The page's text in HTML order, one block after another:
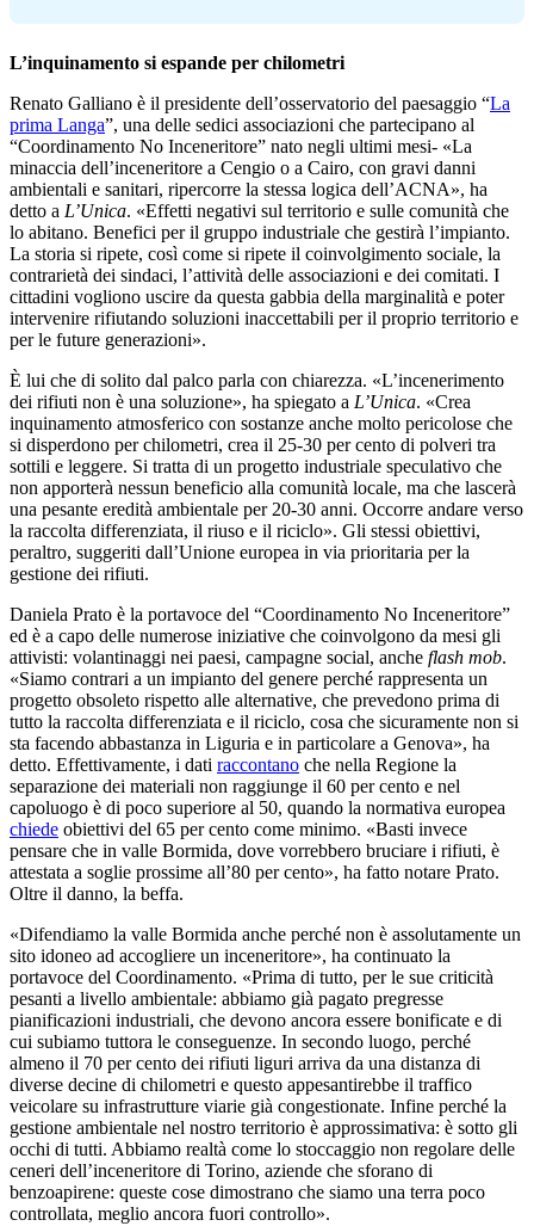
L’inquinamento si espande per chilometri
Renato Galliano è il presidente dell’osservatorio del paesaggio “La
prima Langa”, una delle sedici associazioni che partecipano al
“Coordinamento No Inceneritore” nato negli ultimi mesi- «La
minaccia dell’inceneritore a Cengio o a Cairo, con gravi danni
ambientali e sanitari, ripercorre la stessa logica dell’ACNA», ha
detto a L’Unica. «Effetti negativi sul territorio e sulle comunità che
lo abitano. Benefici per il gruppo industriale che gestirà l’impianto.
La storia si ripete, così come si ripete il coinvolgimento sociale, la
contrarietà dei sindaci, l’attività delle associazioni e dei comitati. I
cittadini vogliono uscire da questa gabbia della marginalità e poter
intervenire rifiutando soluzioni inaccettabili per il proprio territorio e
per le future generazioni».
È lui che di solito dal palco parla con chiarezza. «L’incenerimento
dei rifiuti non è una soluzione», ha spiegato a L’Unica. «Crea
inquinamento atmosferico con sostanze anche molto pericolose che
si disperdono per chilometri, crea il 25-30 per cento di polveri tra
sottili e leggere. Si tratta di un progetto industriale speculativo che
non apporterà nessun beneficio alla comunità locale, ma che lascerà
una pesante eredità ambientale per 20-30 anni. Occorre andare verso
la raccolta differenziata, il riuso e il riciclo». Gli stessi obiettivi,
peraltro, suggeriti dall’Unione europea in via prioritaria per la
gestione dei rifiuti.
Daniela Prato è la portavoce del “Coordinamento No Inceneritore”
ed è a capo delle numerose iniziative che coinvolgono da mesi gli
attivisti: volantinaggi nei paesi, campagne social, anche flash mob.
«Siamo contrari a un impianto del genere perché rappresenta un
progetto obsoleto rispetto alle alternative, che prevedono prima di
tutto la raccolta differenziata e il riciclo, cosa che sicuramente non si
sta facendo abbastanza in Liguria e in particolare a Genova», ha
detto. Effettivamente, i dati raccontano che nella Regione la
separazione dei materiali non raggiunge il 60 per cento e nel
capoluogo è di poco superiore al 50, quando la normativa europea
chiede obiettivi del 65 per cento come minimo. «Basti invece
pensare che in valle Bormida, dove vorrebbero bruciare i rifiuti, è
attestata a soglie prossime all’80 per cento», ha fatto notare Prato.
Oltre il danno, la beffa.
«Difendiamo la valle Bormida anche perché non è assolutamente un
sito idoneo ad accogliere un inceneritore», ha continuato la
portavoce del Coordinamento. «Prima di tutto, per le sue criticità
pesanti a livello ambientale: abbiamo già pagato pregresse
pianificazioni industriali, che devono ancora essere bonificate e di
cui subiamo tuttora le conseguenze. In secondo luogo, perché
almeno il 70 per cento dei rifiuti liguri arriva da una distanza di
diverse decine di chilometri e questo appesantirebbe il traffico
veicolare su infrastrutture viarie già congestionate. Infine perché la
gestione ambientale nel nostro territorio è approssimativa: è sotto gli
occhi di tutti. Abbiamo realtà come lo stoccaggio non regolare delle
ceneri dell’inceneritore di Torino, aziende che sforano di
benzoapirene: queste cose dimostrano che siamo una terra poco
controllata, meglio ancora fuori controllo».